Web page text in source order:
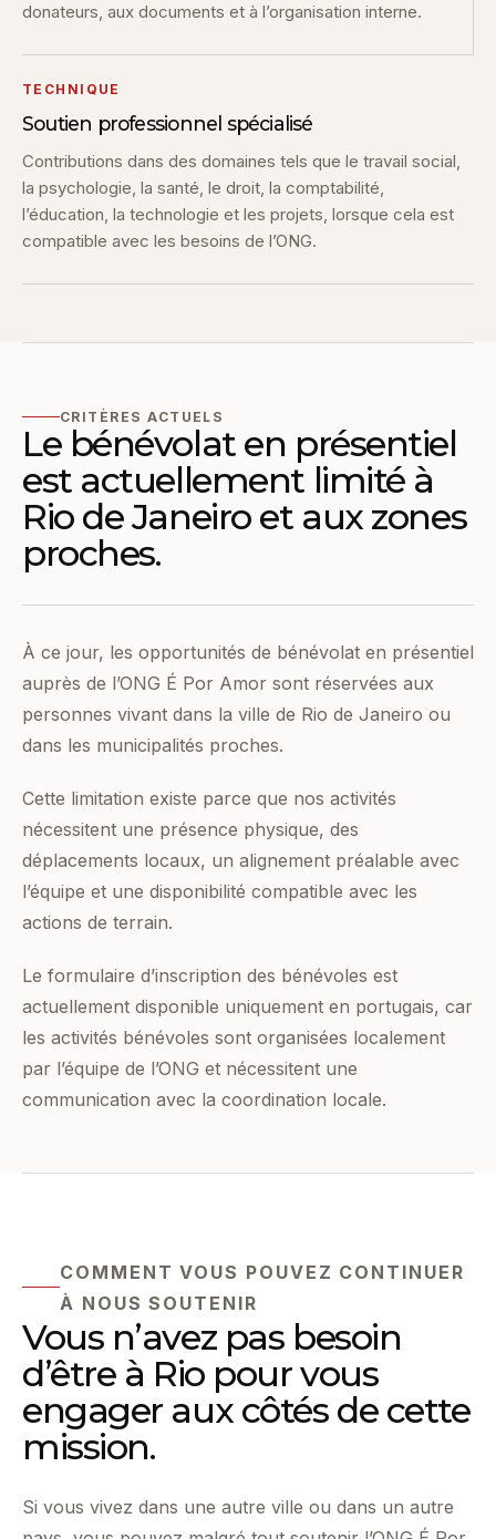
donateurs, aux documents et à l’organisation interne.
TECHNIQUE
Soutien professionnel spécialisé
Contributions dans des domaines tels que le travail social,
la psychologie, la santé, le droit, la comptabilité,
l’éducation, la technologie et les projets, lorsque cela est
compatible avec les besoins de l’ONG.
CRITÈRES ACTUELS
Le bénévolat en présentiel
est actuellement limité à
Rio de Janeiro et aux zones
proches.
À ce jour, les opportunités de bénévolat en présentiel
auprès de l’ONG É Por Amor sont réservées aux
personnes vivant dans la ville de Rio de Janeiro ou
dans les municipalités proches.
Cette limitation existe parce que nos activités
nécessitent une présence physique, des
déplacements locaux, un alignement préalable avec
l’équipe et une disponibilité compatible avec les
actions de terrain.
Le formulaire d’inscription des bénévoles est
actuellement disponible uniquement en portugais, car
les activités bénévoles sont organisées localement
par l’équipe de l’ONG et nécessitent une
communication avec la coordination locale.
COMMENT VOUS POUVEZ CONTINUER
À NOUS SOUTENIR
Vous n’avez pas besoin
d’être à Rio pour vous
engager aux côtés de cette
mission.
Si vous vivez dans une autre ville ou dans un autre